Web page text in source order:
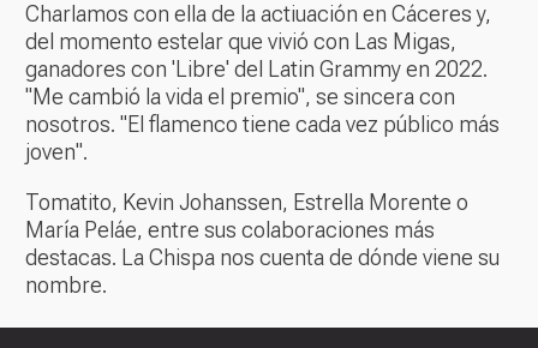
Charlamos con ella de la actiuación en Cáceres y,
del momento estelar que vivió con Las Migas,
ganadores con 'Libre' del Latin Grammy en 2022.
"Me cambió la vida el premio", se sincera con
nosotros. "El flamenco tiene cada vez público más
joven".
Tomatito, Kevin Johanssen, Estrella Morente o
María Peláe, entre sus colaboraciones más
destacas. La Chispa nos cuenta de dónde viene su
nombre.